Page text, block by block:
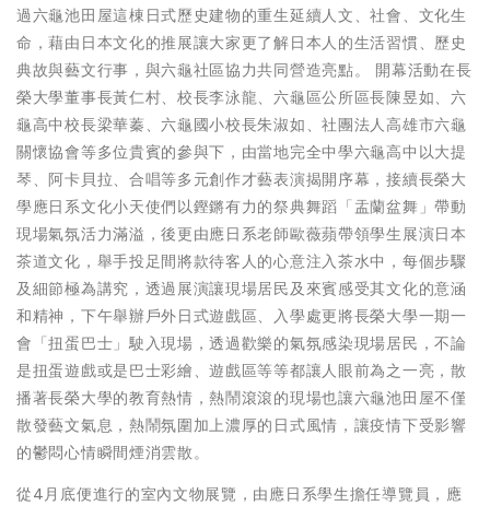
過六龜池田屋這棟日式歷史建物的重生延續人文、社會、文化生
命，藉由日本文化的推展讓大家更了解日本人的生活習慣、歷史
典故與藝文行事，與六龜社區協力共同營造亮點。 開幕活動在長
榮大學董事長黃仁村、校長李泳龍、六龜區公所區長陳昱如、六
龜高中校長梁華蓁、六龜國小校長朱淑如、社團法人高雄市六龜
關懷協會等多位貴賓的參與下，由當地完全中學六龜高中以大提
琴、阿卡貝拉、合唱等多元創作才藝表演揭開序幕，接續長榮大
學應日系文化小天使們以鏗鏘有力的祭典舞蹈「盂蘭盆舞」帶動
現場氣氛活力滿溢，後更由應日系老師歐薇蘋帶領學生展演日本
茶道文化，舉手投足間將款待客人的心意注入茶水中，每個步驟
及細節極為講究，透過展演讓現場居民及來賓感受其文化的意涵
和精神，下午舉辦戶外日式遊戲區、入學處更將長榮大學一期一
會「扭蛋巴士」駛入現場，透過歡樂的氣氛感染現場居民，不論
是扭蛋遊戲或是巴士彩繪、遊戲區等等都讓人眼前為之一亮，散
播著長榮大學的教育熱情，熱鬧滾滾的現場也讓六龜池田屋不僅
散發藝文氣息，熱鬧氛圍加上濃厚的日式風情，讓疫情下受影響
的鬱悶心情瞬間煙消雲散。
從4月底便進行的室內文物展覽，由應日系學生擔任導覽員，應